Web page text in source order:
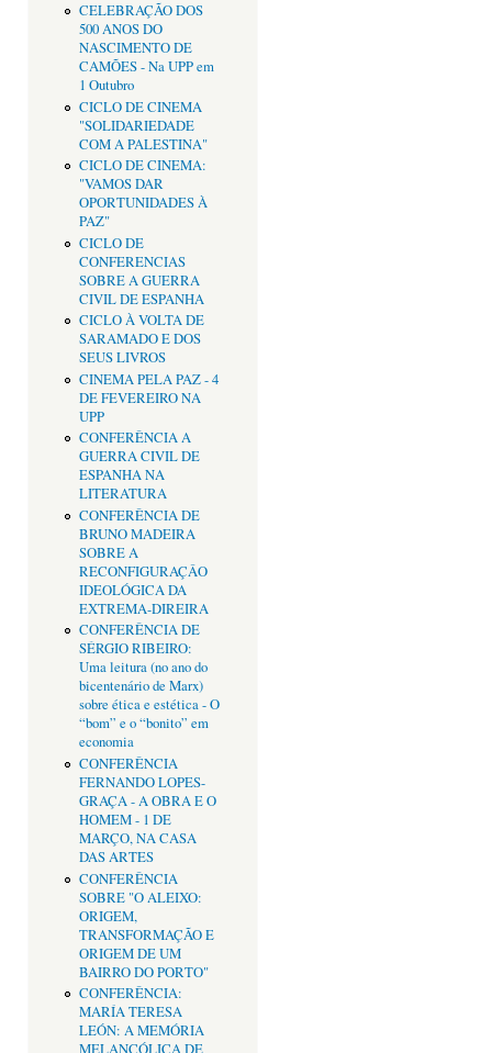
CELEBRAÇÃO DOS
500 ANOS DO
NASCIMENTO DE
CAMÕES - Na UPP em
1 Outubro
CICLO DE CINEMA
"SOLIDARIEDADE
COM A PALESTINA"
CICLO DE CINEMA:
"VAMOS DAR
OPORTUNIDADES À
PAZ"
CICLO DE
CONFERENCIAS
SOBRE A GUERRA
CIVIL DE ESPANHA
CICLO À VOLTA DE
SARAMADO E DOS
SEUS LIVROS
CINEMA PELA PAZ - 4
DE FEVEREIRO NA
UPP
CONFERÊNCIA A
GUERRA CIVIL DE
ESPANHA NA
LITERATURA
CONFERÊNCIA DE
BRUNO MADEIRA
SOBRE A
RECONFIGURAÇÂO
IDEOLÓGICA DA
EXTREMA-DIREIRA
CONFERÊNCIA DE
SÉRGIO RIBEIRO:
Uma leitura (no ano do
bicentenário de Marx)
sobre ética e estética - O
“bom” e o “bonito” em
economia
CONFERÊNCIA
FERNANDO LOPES-
GRAÇA - A OBRA E O
HOMEM - 1 DE
MARÇO, NA CASA
DAS ARTES
CONFERÊNCIA
SOBRE "O ALEIXO:
ORIGEM,
TRANSFORMAÇÃO E
ORIGEM DE UM
BAIRRO DO PORTO"
CONFERÊNCIA:
MARÍA TERESA
LEÓN: A MEMÓRIA
MELANCÓLICA DE